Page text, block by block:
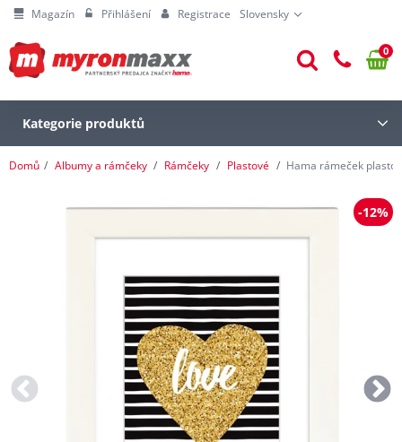
Magazín Přihlášení Registrace Slovensky
0
Kategorie produktů
Domů Albumy a rámčeky Rámčeky Plastové Hama rámeček
-12%